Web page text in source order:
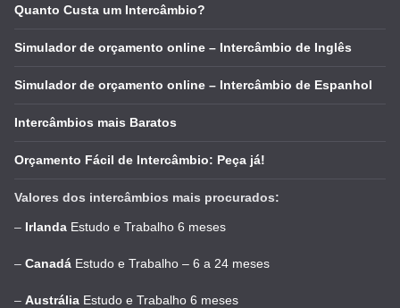
Quanto Custa um Intercâmbio?
Simulador de orçamento online – Intercâmbio de Inglês
Simulador de orçamento online – Intercâmbio de Espanhol
Intercâmbios mais Baratos
Orçamento Fácil de Intercâmbio: Peça já!
Valores dos intercâmbios mais procurados:
– Irlanda Estudo e Trabalho 6 meses
– Canadá Estudo e Trabalho – 6 a 24 meses
– Austrália Estudo e Trabalho 6 meses